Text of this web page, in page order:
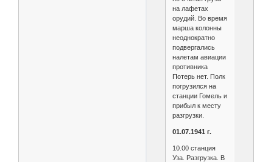
на лафетах
орудий. Во время
марша колонны
неоднократно
подвергались
налетам авиации
противника
Потерь нет. Полк
погрузился на
станции Гомель и
прибыл к месту
разгрузки.
01.07.1941 г.
10.00 станция
Уза. Разгрузка. В